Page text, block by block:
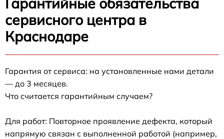
сервисного центра в
Краснодаре
Гарантия от сервиса: на установленные нами детали
— до 3 месяцев.
Что считается гарантийным случаем?
Для работ: Повторное проявление дефекта, который
напрямую связан с выполненной работой (например,